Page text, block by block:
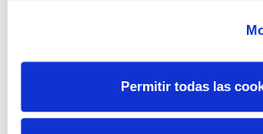
Permitir todas las